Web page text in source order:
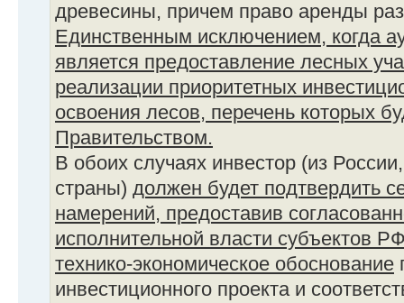
древесины, причем право аренды
Единственным исключением, когда
является предоставление лесных
реализации приоритетных
освоения лесов, перечень которых
Правительством.
В обоих случаях инвестор (из
страны) должен будет подтвердить
намерений, предоставив
исполнительной власти субъектов
технико-экономическое обоснование
инвестиционного проекта и